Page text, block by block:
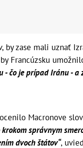
by zase mali uznať
Francúzsku
čo je prípad Iránu - a
Macronove
správnym
dvoch štátov“,